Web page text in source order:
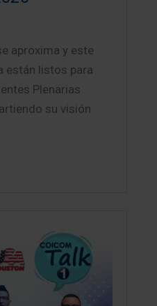
aproxima y este
están listos para
Plenarias
su visión